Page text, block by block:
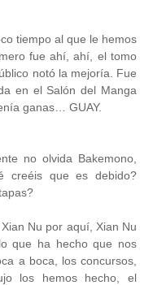
tiempo al que le hemos
fue ahí, ahí, el tomo
notó la mejoría. Fue
en el Salón del Manga
ganas… GUAY.
no olvida Bakemono,
creéis que es debido?
Nu por aquí, Xian Nu
que ha hecho que nos
a boca, los concursos,
los hemos hecho, el